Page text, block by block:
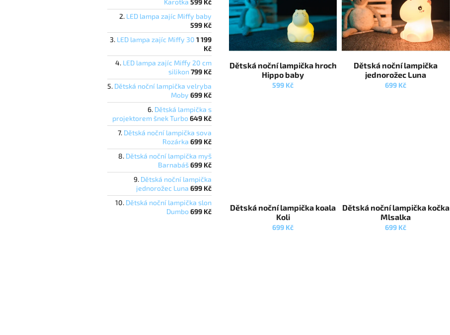
Karotka 599 Kč
LED lampa zajíc Miffy baby
599 Kč
LED lampa zajíc Miffy 30 1 199
Kč
LED lampa zajíc Miffy 20 cm
silikon799 Kč
Dětská noční lampička velryba
Moby 699 Kč
Dětská lampička s
projektorem šnek Turbo649 Kč
Dětská noční lampička sova
Rozárka 699 Kč
Dětská noční lampička myš
Barnabáš699 Kč
Dětská noční lampička
jednorožec Luna 699 Kč
Dětská noční lampička slon
Dumbo699 Kč
r
o
d
u
k
ů
s
p
r
o
d
uDětská noční lampička hroch
Hippo baby
599 Kč
Dětská noční lampička
jednorožec Luna
699 Kč
Dětská noční lampička koala
Koli
699 Kč
Dětská noční lampička kočka
Mlsalka
699 Kč